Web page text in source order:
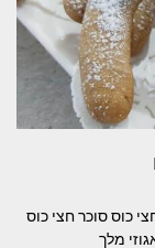
-מחמאה חצי כוס סוכר חצי כוס